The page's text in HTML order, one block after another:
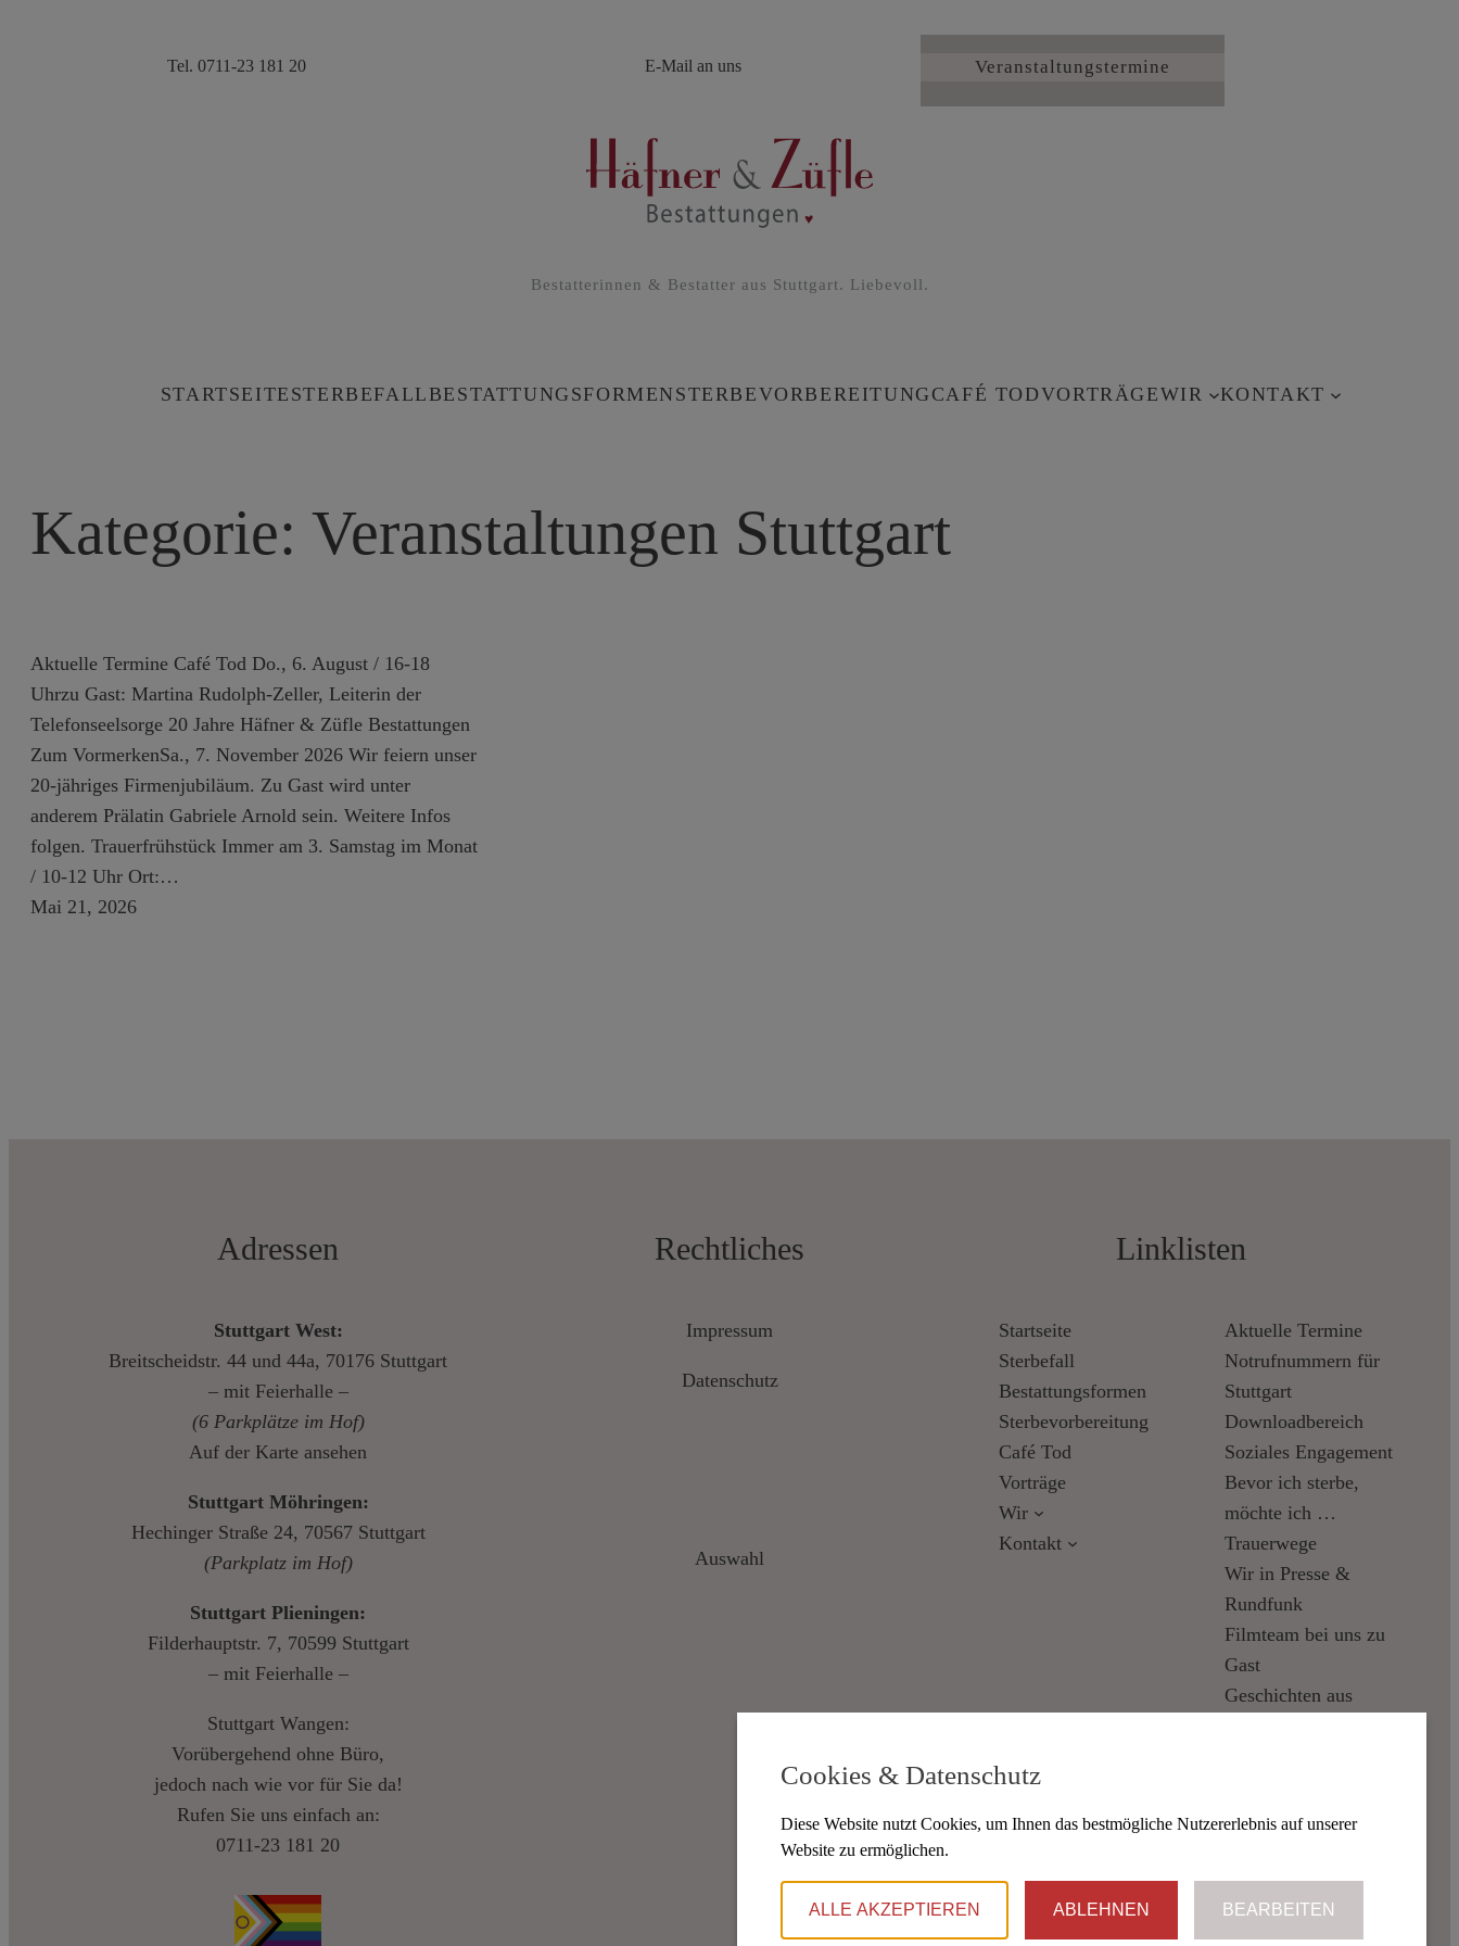
Tel. 0711-23 181 20 E-Mail an uns Veranstaltungstermine
Bestatterinnen & Bestatter aus Stuttgart. Liebevoll.
STARTSEITE STERBEFALLBESTATTUNGSFORMENSTERBEVORBEREITUNG CAFÉ TODVORTRÄGEWIR KONTAKT
Kategorie: Veranstaltungen Stuttgart
Aktuelle Termine Café Tod Do., 6. August / 16-18
Uhrzu Gast: Martina Rudolph-Zeller, Leiterin der
Telefonseelsorge 20 Jahre Häfner & Züfle Bestattungen
Zum VormerkenSa., 7. November 2026 Wir feiern unser
20-jähriges Firmenjubiläum. Zu Gast wird unter
anderem Prälatin Gabriele Arnold sein. Weitere Infos
folgen. Trauerfrühstück Immer am 3. Samstag im Monat
/ 10-12 Uhr Ort:…
Mai 21, 2026
Adressen
Stuttgart West:
Breitscheidstr. 44 und 44a, 70176 Stuttgart
– mit Feierhalle –
(6 Parkplätze im Hof)
Auf der Karte ansehen
Stuttgart Möhringen:
Hechinger Straße 24, 70567 Stuttgart
(Parkplatz im Hof)
Stuttgart Plieningen:
Filderhauptstr. 7, 70599 Stuttgart
– mit Feierhalle –
Stuttgart Wangen:
Vorübergehend ohne Büro,
jedoch nach wie vor für Sie da!
Rufen Sie uns einfach an:
0711-23 181 20
Rechtliches
Impressum
Datenschutz
Auswahl
Linklisten
Startseite
Sterbefall
Bestattungsformen
Sterbevorbereitung
Café Tod
Vorträge
Wir
Kontakt
Aktuelle Termine
Notrufnummern für
Stuttgart
Downloadbereich
Soziales Engagement
Bevor ich sterbe,
möchte ich …
Trauerwege
Wir in Presse &
Rundfunk
Filmteam bei uns zu
Gast
Geschichten aus
Cookies & Datenschutz
Diese Website nutzt Cookies, um Ihnen das bestmögliche Nutzererlebnis auf unserer
Website zu ermöglichen.
ALLE AKZEPTIEREN ABLEHNEN BEARBEITEN